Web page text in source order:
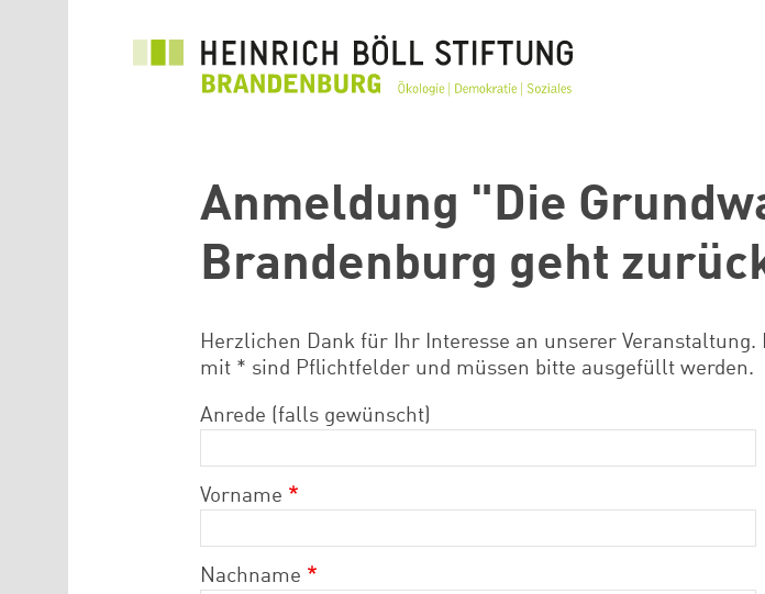
Anmeldung "Die
Brandenburg geht
Herzlichen Dank für Ihr Interesse an unserer
mit * sind Pflichtfelder und müssen bitte ausgefüllt werden.
Anrede (falls gewünscht)
Vorname
Nachname